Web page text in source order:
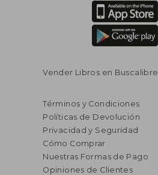
Vender Libros en Buscalibre
Términos y Condiciones
Políticas de Devolución
Privacidad y Seguridad
Cómo Comprar
Nuestras Formas de Pago
Opiniones de Clientes